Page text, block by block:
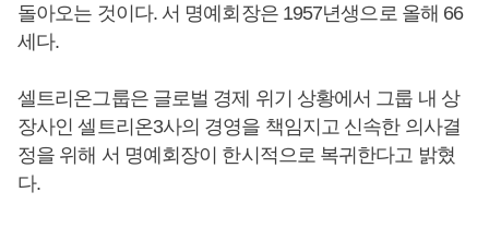
돌아오는 것이다. 서 명예회장은 1957년생으로 올해 66
세다.
셀트리온그룹은 글로벌 경제 위기 상황에서 그룹 내 상
장사인 셀트리온3사의 경영을 책임지고 신속한 의사결
정을 위해 서 명예회장이 한시적으로 복귀한다고 밝혔
다.